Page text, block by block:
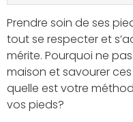
Prendre soin de ses
tout se respecter et
mérite. Pourquoi ne
maison et savourer
quelle est votre
vos pieds?